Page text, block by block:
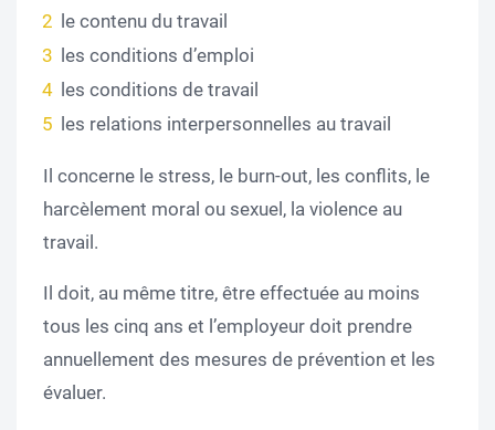
le contenu du travail
les conditions d’emploi
les conditions de travail
les relations interpersonnelles au travail
Il concerne le stress, le burn-out, les conflits, le
harcèlement moral ou sexuel, la violence au
travail.
Il doit, au même titre, être effectuée au moins
tous les cinq ans et l’employeur doit prendre
annuellement des mesures de prévention et les
évaluer.